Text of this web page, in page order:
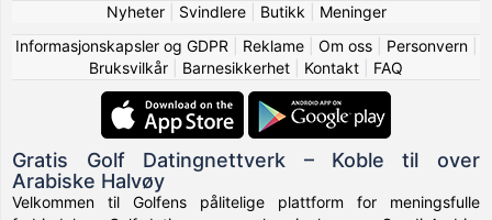
Nyheter| Svindlere| Butikk
Meninger
Informasjonskapsler og GDPR
Reklame| Om oss| Personvern|
Bruksvilkår
Barnesikkerhet Kontakt FAQ
Gratis Golf Datingnettverk – Koble til over
Arabiske Halvøy
Velkommen til Golfens pålitelige plattform for meningsfulle